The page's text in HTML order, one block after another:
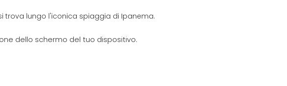
trova lungo l'iconica spiaggia di Ipanema.
dello schermo del tuo dispositivo.